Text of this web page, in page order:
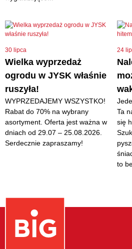
30 lipca
Wielka wyprzedaż
ogrodu w JYSK właśnie
ruszyła!
WYPRZEDAJEMY WSZYSTKO!
Rabat do 70% na wybrany
asortyment. Oferta jest ważna w
dniach od 29.07 – 25.08.2026.
Serdecznie zapraszamy!
24
Ta
się
to